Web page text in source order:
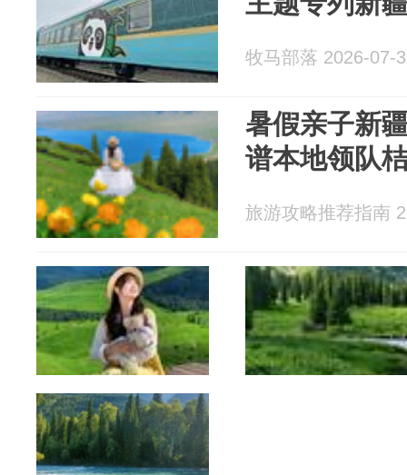
牧马部落 2026-07-
暑假亲子新
谱本地领队
旅游攻略推荐指南